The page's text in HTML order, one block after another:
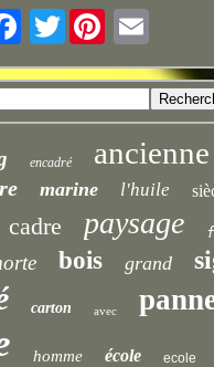
Twitter
encadré ancienne
marine l'huile
cadre paysage
bois grand
carton avec
homme école ecole